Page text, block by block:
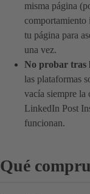
misma página
comportamiento
tu página para
una vez.
No probar tras
las plataformas
vacía siempre la
LinkedIn Post
funcionan.
Qué